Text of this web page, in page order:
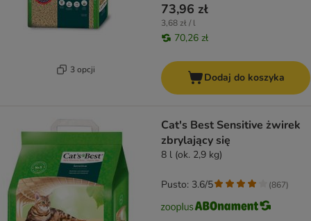
3 opcji
73,96 zł
3,68 zł / l
70,26 zł
Dodaj do koszyka
Cat's Best Sensitive żwirek
zbrylający się
8 l (ok. 2,9 kg)
Pusto: 3.6/5 (867)